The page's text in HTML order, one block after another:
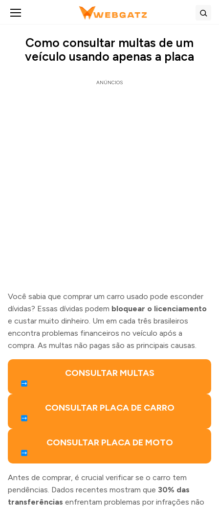
Abrir menu
Como consultar multas de um
veículo usando apenas a placa
ANÚNCIOS
Você sabia que comprar um carro usado pode esconder
dívidas? Essas dívidas podem bloquear o licenciamento
e custar muito dinheiro. Um em cada três brasileiros
encontra problemas financeiros no veículo após a
compra. As multas não pagas são as principais causas.
CONSULTAR MULTAS
CONSULTAR PLACA DE CARRO
CONSULTAR PLACA DE MOTO
Antes de comprar, é crucial verificar se o carro tem
pendências. Dados recentes mostram que 30% das
transferências enfrentam problemas por infrações não